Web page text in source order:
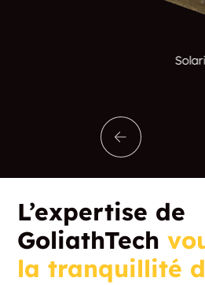
Solariums
L’expertise de
GoliathTech
la tranquillité